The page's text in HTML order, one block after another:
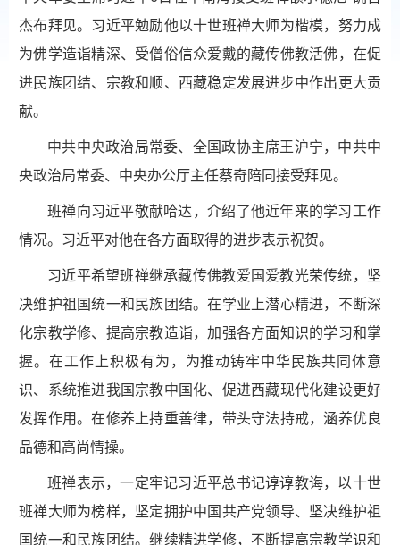
杰布拜见。习近平勉励他以十世班禅大师为楷模，努力成
为佛学造诣精深、受僧俗信众爱戴的藏传佛教活佛，在促
进民族团结、宗教和顺、西藏稳定发展进步中作出更大贡
献。
中共中央政治局常委、全国政协主席王沪宁，中共中
央政治局常委、中央办公厅主任蔡奇陪同接受拜见。
班禅向习近平敬献哈达，介绍了他近年来的学习工作
情况。习近平对他在各方面取得的进步表示祝贺。
习近平希望班禅继承藏传佛教爱国爱教光荣传统，坚
决维护祖国统一和民族团结。在学业上潜心精进，不断深
化宗教学修、提高宗教造诣，加强各方面知识的学习和掌
握。在工作上积极有为，为推动铸牢中华民族共同体意
识、系统推进我国宗教中国化、促进西藏现代化建设更好
发挥作用。在修养上持重善律，带头守法持戒，涵养优良
品德和高尚情操。
班禅表示，一定牢记习近平总书记谆谆教诲，以十世
班禅大师为榜样，坚定拥护中国共产党领导、坚决维护祖
国统一和民族团结。继续精进学修，不断提高宗教学识和